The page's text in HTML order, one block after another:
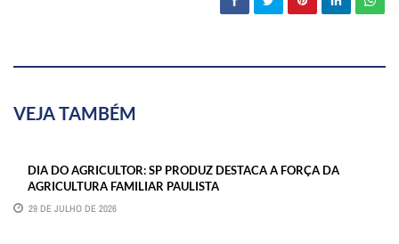
VEJA TAMBÉM
DIA DO AGRICULTOR: SP PRODUZ DESTACA A FORÇA DA
AGRICULTURA FAMILIAR PAULISTA
29 DE JULHO DE 2026